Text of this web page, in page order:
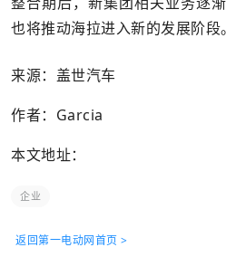
也将推动海拉进入新的发展阶段。
来源：盖世汽车
作者：Garcia
本文地址：
企业
返回第一电动网首页 >